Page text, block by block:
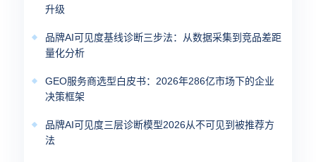
升级
品牌AI可见度基线诊断三步法：从数据采集到竞品差距
量化分析
GEO服务商选型白皮书：2026年286亿市场下的企业
决策框架
品牌AI可见度三层诊断模型2026从不可见到被推荐方
法